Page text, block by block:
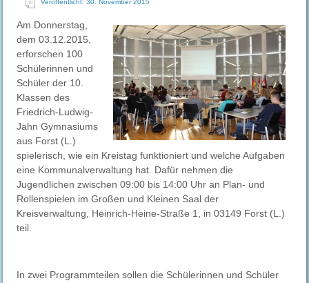
Veröffentlicht: 30. November 2015
Am Donnerstag,
dem 03.12.2015,
erforschen 100
Schülerinnen und
Schüler der 10.
Klassen des
Friedrich-Ludwig-
Jahn Gymnasiums
aus Forst (L.)
spielerisch, wie ein Kreistag funktioniert und welche Aufgaben
eine Kommunalverwaltung hat. Dafür nehmen die
Jugendlichen zwischen 09:00 bis 14:00 Uhr an Plan- und
Rollenspielen im Großen und Kleinen Saal der
Kreisverwaltung, Heinrich-Heine-Straße 1, in 03149 Forst (L.)
teil.
In zwei Programmteilen sollen die Schülerinnen und Schüler